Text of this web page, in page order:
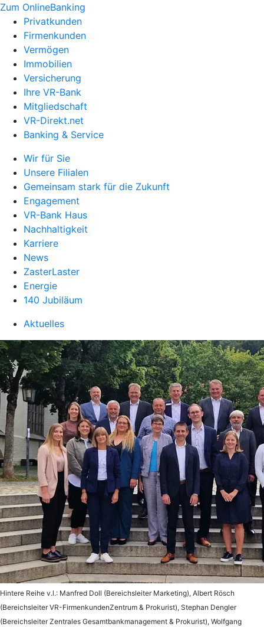
Zum OnlineBanking
Privatkunden
Firmenkunden
Vermögen
Immobilien
Versicherung
Ihre VR-Bank
Mitgliedschaft
VR-Direkt.net
Banking & Service
Wir für Sie
Unsere Filialen
Gemeinsam stark für die Zukunft
Engagement
VR-Bank Haus
Nachhaltigkeit
Karriere
News
ZasterLaster
Energie
140 Jubiläum
Aktuelles
Hintere Reihe v.l.: Manfred Doll (Bereichsleiter Marketing), Albert Rösch
(Bereichsleiter VR-FirmenkundenZentrum & Prokurist), Stephan Dengler
(Bereichsleiter Zentrales Gesamtbankmanagement & Prokurist), Wolfgang